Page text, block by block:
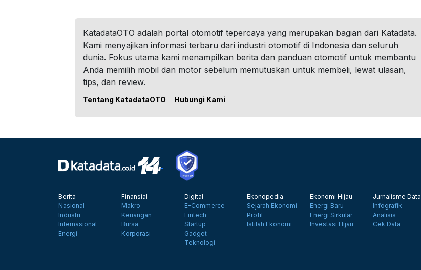
KatadataOTO adalah portal otomotif tepercaya yang merupakan bagian dari Katadata.
Kami menyajikan informasi terbaru dari industri otomotif di Indonesia dan seluruh
dunia. Fokus utama kami menampilkan berita dan panduan otomotif untuk membantu
Anda memilih mobil dan motor sebelum memutuskan untuk membeli, lewat ulasan,
tips, dan review.
Tentang KatadataOTO Hubungi Kami
Berita
Nasional
Industri
Internasional
Energi
Finansial
Makro
Keuangan
Bursa
Korporasi
Digital
E-Commerce
Fintech
Startup
Gadget
Teknologi
Ekonopedia
Sejarah Ekonomi
Profil
Istilah Ekonomi
Ekonomi Hijau
Energi Baru
Energi Sirkular
Investasi Hijau
Jurnalisme Data
Infografik
Analisis
Cek Data